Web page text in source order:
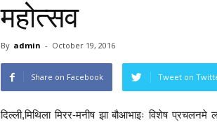
महोत्सव
By admin - October 19, 2016
Share on Facebook Tweet on
दिल्ली,मिथिला मिरर-मनीष झा बौआभाइः विशेष प्रचलनमे